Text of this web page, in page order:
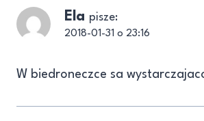
Ela pisze:
2018-01-31 o 23:16
W biedroneczce sa